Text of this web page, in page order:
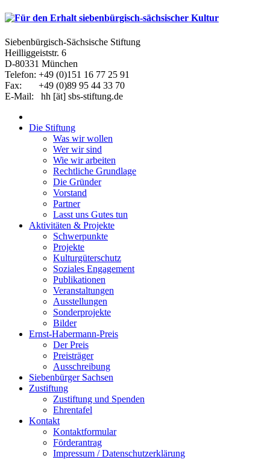
Siebenbürgisch-Sächsische Stiftung
Heilliggeiststr. 6
D-80331 München
Telefon: +49 (0)151 16 77 25 91
Fax: +49 (0)89 95 44 33 70
E-Mail: hh [ät] sbs-stiftung.de
Die Stiftung
Was wir wollen
Wer wir sind
Wie wir arbeiten
Rechtliche Grundlage
Die Gründer
Vorstand
Partner
Lasst uns Gutes tun
Aktivitäten & Projekte
Schwerpunkte
Projekte
Kulturgüterschutz
Soziales Engagement
Publikationen
Veranstaltungen
Ausstellungen
Sonderprojekte
Bilder
Ernst-Habermann-Preis
Der Preis
Preisträger
Ausschreibung
Siebenbürger Sachsen
Zustiftung
Zustiftung und Spenden
Ehrentafel
Kontakt
Kontaktformular
Förderantrag
Impressum / Datenschutzerklärung